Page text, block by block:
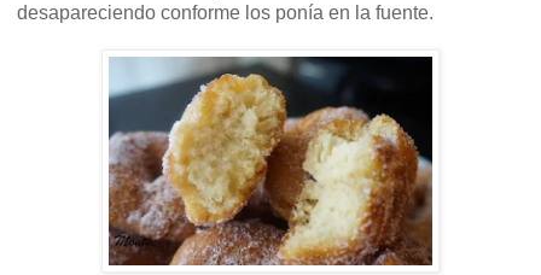
desapareciendo conforme los ponía en la fuente.